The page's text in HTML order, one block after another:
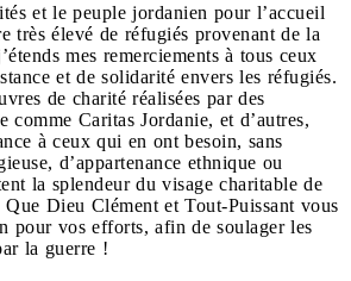
et le peuple jordanien pour l’accueil
très élevé de réfugiés provenant de la
mes remerciements à tous ceux
et de solidarité envers les réfugiés.
de charité réalisées par des
comme Caritas Jordanie, et d’autres,
à ceux qui en ont besoin, sans
d’appartenance ethnique ou
la splendeur du visage charitable de
Que Dieu Clément et Tout-Puissant vous
pour vos efforts, afin de soulager les
la guerre !